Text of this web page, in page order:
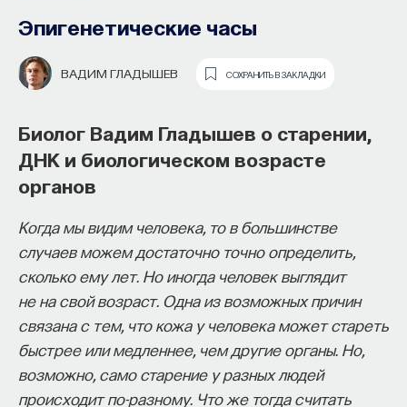
Эпигенетические часы
ВАДИМ ГЛАДЫШЕВ СОХРАНИТЬ В ЗАКЛАДКИ
Биолог Вадим Гладышев о старении,
ДНК и биологическом возрасте
органов
Когда мы видим человека, то в большинстве
случаев можем достаточно точно определить,
сколько ему лет. Но иногда человек выглядит
не на свой возраст. Одна из возможных причин
связана с тем, что кожа у человека может стареть
быстрее или медленнее, чем другие органы. Но,
возможно, само старение у разных людей
происходит по-разному. Что же тогда считать
Как философия помогает составлять
о происходящем в мире?
Как философия помогает понять мир, в котором
мы живем, расширять собственные
представления об окружающей
действительности и познавать самого себя?
Ответы на эти и другие вопросы можно найти,
ПАВЕЛ БАЛАБАН СОХРАНИТЬ В ЗАКЛАДКИ
Нейробиолог Павел Балабан
о молекулах памяти, материальных
следах воспоминаний и механизме
процесса обучения
Как формируется долговременная память? В чем
состоит задача нейрофизиологии в XXI веке?
Какие на сегодняшний день существуют
гипотезы о материальных основах памяти?
Можно ли контролировать память? Об этом
рассказывает доктор биологических наук Павел
Балабан.